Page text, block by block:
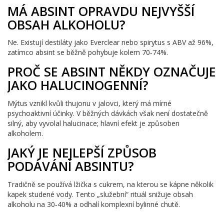
MÁ ABSINT OPRAVDU NEJVYŠŠÍ
OBSAH ALKOHOLU?
Ne. Existují destiláty jako Everclear nebo spirytus s ABV až 96%,
zatímco absint se běžně pohybuje kolem 70‑74%.
PROČ SE ABSINT NĚKDY OZNAČUJE
JAKO HALUCINOGENNÍ?
Mýtus vznikl kvůli thujonu v jalovci, který má mírné
psychoaktivní účinky. V běžných dávkách však není dostatečně
silný, aby vyvolal halucinace; hlavní efekt je způsoben
alkoholem.
JAKÝ JE NEJLEPŠÍ ZPŮSOB
PODÁVÁNÍ ABSINTU?
Tradičně se používá lžička s cukrem, na kterou se kápne několik
kapek studené vody. Tento „služební“ rituál snižuje obsah
alkoholu na 30‑40% a odhalí komplexní bylinné chutě.